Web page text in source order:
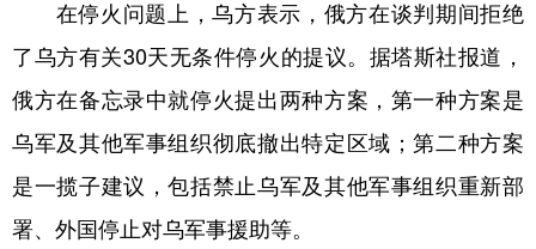
在停火问题上，乌方表示，俄方在谈判期间拒绝
了乌方有关30天无条件停火的提议。据塔斯社报道，
俄方在备忘录中就停火提出两种方案，第一种方案是
乌军及其他军事组织彻底撤出特定区域；第二种方案
是一揽子建议，包括禁止乌军及其他军事组织重新部
署、外国停止对乌军事援助等。